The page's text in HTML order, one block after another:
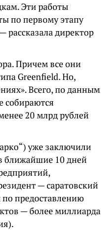
Эти работы
по первому этапу
рассказала директор
Причем все они
Greenfield. Но,
Всего, по данным
собираются
20 млрд рублей
уже заключили
ближайшие 10 дней
— саратовский
по предоставлению
— более миллиарда